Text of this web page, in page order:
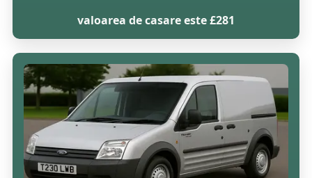
valoarea de casare este £281